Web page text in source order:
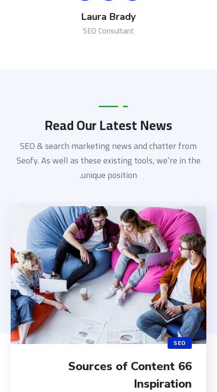
Laura Brady
SEO Consultant
Read Our Latest News
SEO & search marketing news and chatter from
Seofy. As well as these existing tools, we’re in the
unique position.
SEO
66 Sources of Content
Inspiration